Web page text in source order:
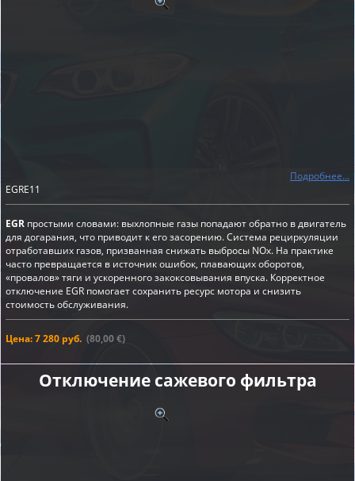
Подробнее...
EGRE11
EGR простыми словами: выхлопные газы попадают обратно в двигатель
для догарания, что приводит к его засорению. Система рециркуляции
отработавших газов, призванная снижать выбросы NOx. На практике
часто превращается в источник ошибок, плавающих оборотов,
«провалов» тяги и ускоренного закоксовывания впуска. Корректное
отключение EGR помогает сохранить ресурс мотора и снизить
стоимость обслуживания.
Цена: 7 280 руб. (80,00 €)
Отключение сажевого фильтра